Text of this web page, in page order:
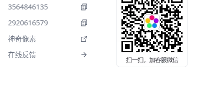
3564846135
2920616579
神奇像素
在线反馈